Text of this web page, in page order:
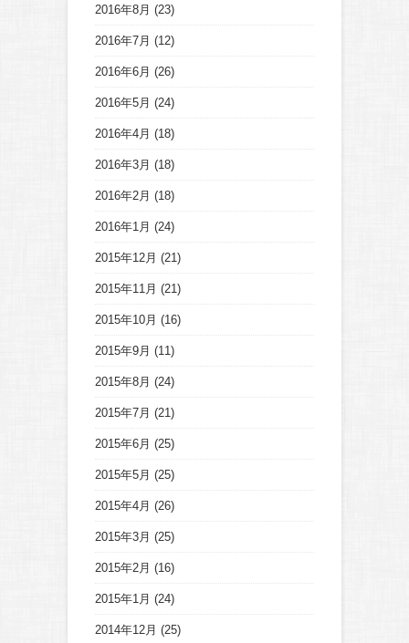
2016年8月 (23)
2016年7月 (12)
2016年6月 (26)
2016年5月 (24)
2016年4月 (18)
2016年3月 (18)
2016年2月 (18)
2016年1月 (24)
2015年12月 (21)
2015年11月 (21)
2015年10月 (16)
2015年9月 (11)
2015年8月 (24)
2015年7月 (21)
2015年6月 (25)
2015年5月 (25)
2015年4月 (26)
2015年3月 (25)
2015年2月 (16)
2015年1月 (24)
2014年12月 (25)